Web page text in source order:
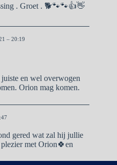
. Groet . 🐕🐾🐾👍👋
– 20:19
en wel overwogen
Orion mag komen.
gered wat zal hij jullie
met Orion🍀en